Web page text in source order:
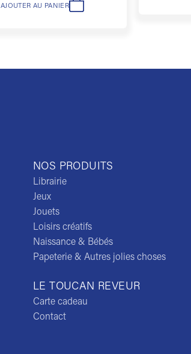
AJOUTER AU PANIER
NOS PRODUITS
Librairie
Jeux
Jouets
Loisirs créatifs
Naissance & Bébés
Papeterie & Autres jolies choses
LE TOUCAN REVEUR
Carte cadeau
Contact